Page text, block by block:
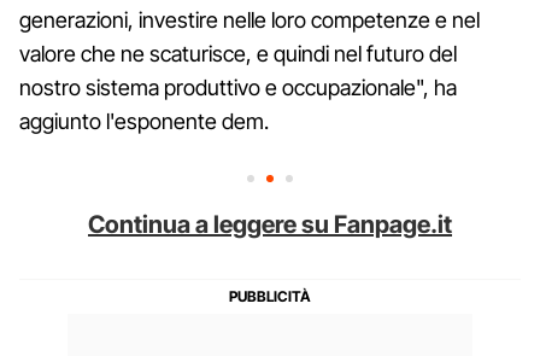
generazioni, investire nelle loro competenze e nel
valore che ne scaturisce, e quindi nel futuro del
nostro sistema produttivo e occupazionale", ha
aggiunto l'esponente dem.
Continua a leggere su Fanpage.it